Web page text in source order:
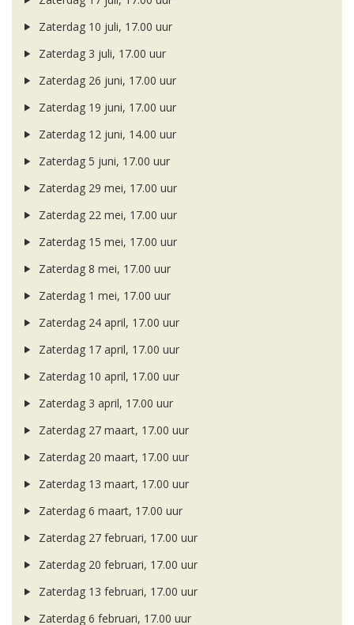
Zaterdag 10 juli, 17.00 uur
Zaterdag 3 juli, 17.00 uur
Zaterdag 26 juni, 17.00 uur
Zaterdag 19 juni, 17.00 uur
Zaterdag 12 juni, 14.00 uur
Zaterdag 5 juni, 17.00 uur
Zaterdag 29 mei, 17.00 uur
Zaterdag 22 mei, 17.00 uur
Zaterdag 15 mei, 17.00 uur
Zaterdag 8 mei, 17.00 uur
Zaterdag 1 mei, 17.00 uur
Zaterdag 24 april, 17.00 uur
Zaterdag 17 april, 17.00 uur
Zaterdag 10 april, 17.00 uur
Zaterdag 3 april, 17.00 uur
Zaterdag 27 maart, 17.00 uur
Zaterdag 20 maart, 17.00 uur
Zaterdag 13 maart, 17.00 uur
Zaterdag 6 maart, 17.00 uur
Zaterdag 27 februari, 17.00 uur
Zaterdag 20 februari, 17.00 uur
Zaterdag 13 februari, 17.00 uur
Zaterdag 6 februari, 17.00 uur